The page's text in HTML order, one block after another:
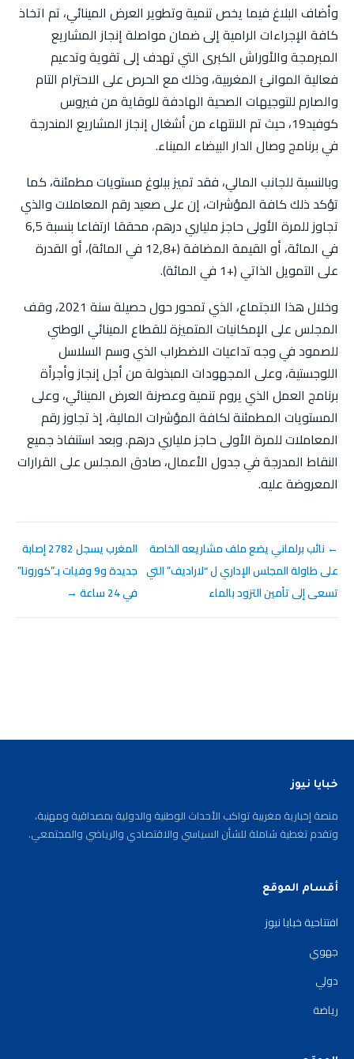
وأضاف البلاغ فيما يخص تنمية وتطوير العرض المينائي، تم اتخاذ
كافة الإجراءات الرامية إلى ضمان مواصلة إنجاز المشاريع
المبرمجة والأوراش الكبرى التي تهدف إلى تقوية وتدعيم
فعالية الموانئ المغربية، وذلك مع الحرص على الاحترام التام
والصارم للتوجيهات الصحية الهادفة للوقاية من فيروس
كوفيد19، حيث تم الانتهاء من أشغال إنجاز المشاريع المندرجة
في برنامج وصال الدار البيضاء الميناء.
وبالنسبة للجانب المالي، فقد تميز ببلوغ مستويات مطمئنة، كما
تؤكد ذلك كافة المؤشرات، إن على صعيد رقم المعاملات والذي
تجاوز للمرة الأولى حاجز ملياري درهم، محققا ارتفاعا بنسبة 6٫5
في المائة، أو القيمة المضافة (+12٫8 في المائة)، أو القدرة
على التمويل الذاتي (+1 في المائة).
وخلال هذا الاجتماع، الذي تمحور حول حصيلة سنة 2021، وقف
المجلس على الإمكانيات المتميزة للقطاع المينائي الوطني
للصمود في وجه تداعيات الاضطراب الذي وسم السلاسل
اللوجستية، وعلى المجهودات المبذولة من أجل إنجاز وأجرأة
برنامج العمل الذي يروم تنمية وعصرنة العرض المينائي، وعلى
المستويات المطمئنة لكافة المؤشرات المالية، إذ تجاوز رقم
المعاملات للمرة الأولى حاجز ملياري درهم. وبعد استنفاذ جميع
النقاط المدرجة في جدول الأعمال، صادق المجلس على القرارات
المعروضة عليه.
← نائب برلماني يضع ملف مشاريعه الخاصة
على طاولة المجلس الإداري ل “لاراديف” التي
تسعى إلى تأمين التزود بالماء
المغرب يسجل 2782 إصابة
جديدة و9 وفيات بـ”كورونا”
في 24 ساعة →
خبايا نيوز
منصة إخبارية مغربية تواكب الأحداث الوطنية والدولية بمصداقية ومهنية،
وتقدم تغطية شاملة للشأن السياسي والاقتصادي والرياضي والمجتمعي.
أقسام الموقع
افتتاحية خبايا نيوز
جهوي
دولي
رياضة